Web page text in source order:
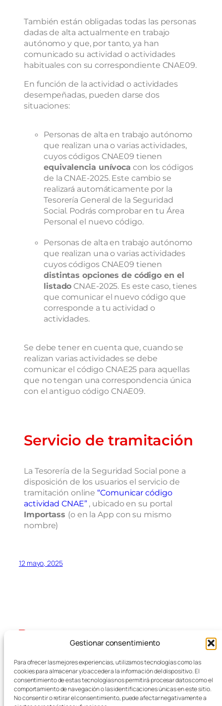
Gestionar consentimiento
Para ofrecer las mejores experiencias, utilizamos tecnologías como las
cookies para almacenar y/o acceder a la información del dispositivo. El
consentimiento de estas tecnologías nos permitirá procesar datos como el
comportamiento de navegación o las identificaciones únicas en este sitio.
No consentir o retirar el consentimiento, puede afectar negativamente a
También están obligadas todas las personas
dadas de alta actualmente en trabajo
autónomo y que, por tanto, ya han
comunicado su actividad o actividades
habituales con su correspondiente CNAE09.
En función de la actividad o actividades
desempeñadas, pueden darse dos
situaciones:
Personas de alta en trabajo autónomo
que realizan una o varias actividades,
cuyos códigos CNAE09 tienen
equivalencia unívoca con los códigos
de la CNAE-2025. Este cambio se
realizará automáticamente por la
Tesorería General de la Seguridad
Social. Podrás comprobar en tu Área
Personal el nuevo código.
Personas de alta en trabajo autónomo
que realizan una o varias actividades
cuyos códigos CNAE09 tienen
distintas opciones de código en el
listado CNAE-2025. Es este caso, tienes
que comunicar el nuevo código que
corresponde a tu actividad o
actividades.
Se debe tener en cuenta que, cuando se
realizan varias actividades se debe
comunicar el código CNAE25 para aquellas
que no tengan una correspondencia única
con el antiguo código CNAE09.
Servicio de tramitación
La Tesorería de la Seguridad Social pone a
disposición de los usuarios el servicio de
tramitación online “Comunicar código
actividad CNAE”, ubicado en su portal
Importass (o en la App con su mismo
nombre)
12 mayo, 2025
FEMZ
Empresas del Metal
Blog
Acerca de
FAQs
Autores
Eventos
Tienda
Patrones
Temas